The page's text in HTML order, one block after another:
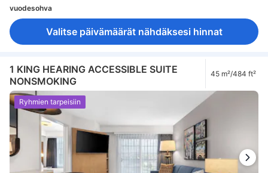
vuodesohva
Valitse päivämäärät nähdäksesi hinnat
1 KING HEARING ACCESSIBLE SUITE
NONSMOKING
45 m²/484 ft²
Ryhmien tarpeisiin